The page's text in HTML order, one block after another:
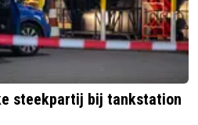
steekpartij bij tankstation